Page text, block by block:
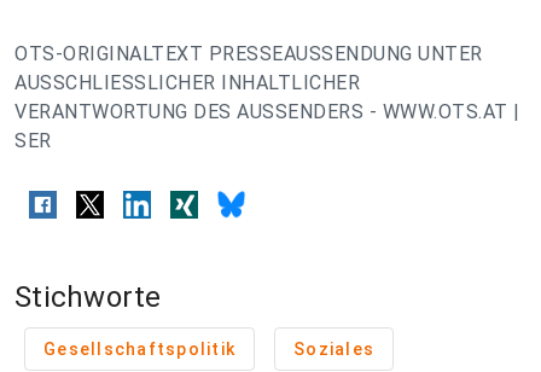
OTS-ORIGINALTEXT PRESSEAUSSENDUNG UNTER
AUSSCHLIESSLICHER INHALTLICHER
VERANTWORTUNG DES AUSSENDERS - WWW.OTS.AT |
SER
Stichworte
Gesellschaftspolitik Soziales